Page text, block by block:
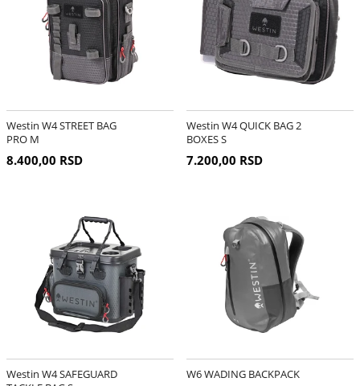
Westin W4 STREET BAG
PRO M
8.400,00 RSD
Westin W4 QUICK BAG 2
BOXES S
7.200,00 RSD
Westin W4 SAFEGUARD
W6 WADING BACKPACK